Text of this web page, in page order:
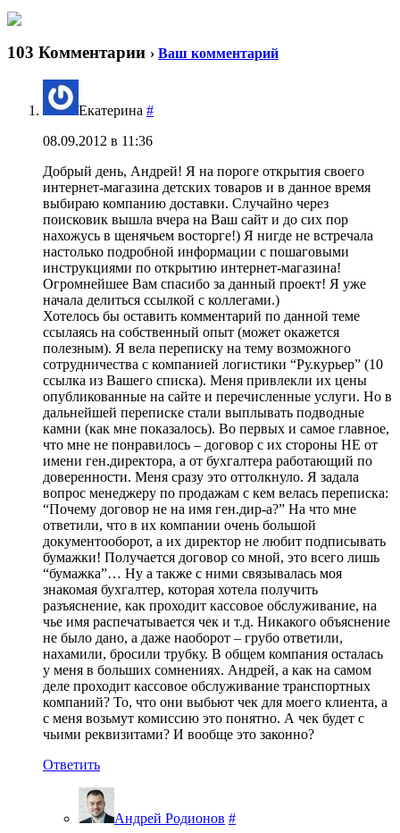
103 Комментарии › Ваш комментарий
Екатерина #
08.09.2012 в 11:36
Добрый день, Андрей! Я на пороге открытия своего
интернет-магазина детских товаров и в данное время
выбираю компанию доставки. Случайно через
поисковик вышла вчера на Ваш сайт и до сих пор
нахожусь в щенячьем восторге!) Я нигде не встречала
настолько подробной информации с пошаговыми
инструкциями по открытию интернет-магазина!
Огромнейшее Вам спасибо за данный проект! Я уже
начала делиться ссылкой с коллегами.)
Хотелось бы оставить комментарий по данной теме
ссылаясь на собственный опыт (может окажется
полезным). Я вела переписку на тему возможного
сотрудничества с компанией логистики “Ру.курьер” (10
ссылка из Вашего списка). Меня привлекли их цены
опубликованные на сайте и перечисленные услуги. Но в
дальнейшей переписке стали выплывать подводные
камни (как мне показалось). Во первых и самое главное,
что мне не понравилось – договор с их стороны НЕ от
имени ген.директора, а от бухгалтера работающий по
доверенности. Меня сразу это оттолкнуло. Я задала
вопрос менеджеру по продажам с кем велась переписка:
“Почему договор не на имя ген.дир-а?” На что мне
ответили, что в их компании очень большой
документооборот, а их директор не любит подписывать
бумажки! Получается договор со мной, это всего лишь
“бумажка”… Ну а также с ними связывалась моя
знакомая бухгалтер, которая хотела получить
разъяснение, как проходит кассовое обслуживание, на
чье имя распечатывается чек и т.д. Никакого объяснение
не было дано, а даже наоборот – грубо ответили,
нахамили, бросили трубку. В общем компания осталась
у меня в больших сомнениях. Андрей, а как на самом
деле проходит кассовое обслуживание транспортных
компаний? То, что они выбьют чек для моего клиента, а
с меня возьмут комиссию это понятно. А чек будет с
чьими реквизитами? И вообще это законно?
Ответить
Андрей Родионов #